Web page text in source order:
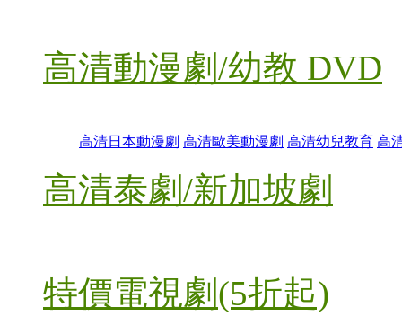
高清動漫劇/幼教 DVD
高清日本動漫劇 高清歐美動漫劇 高清幼兒教育 高
高清泰劇/新加坡劇
特價電視劇(5折起)